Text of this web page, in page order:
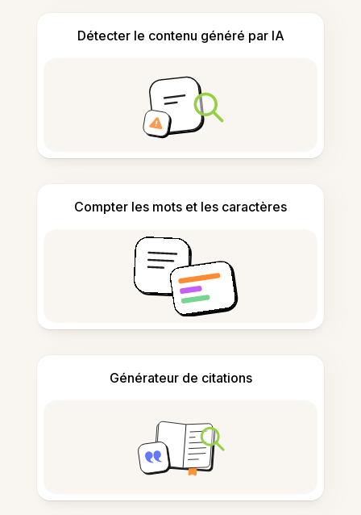
Détecter le contenu généré par IA
Compter les mots et les caractères
Générateur de citations